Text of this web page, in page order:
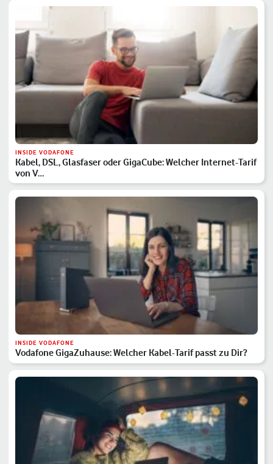
INSIDE VODAFONE
Kabel, DSL, Glasfaser oder GigaCube: Welcher Internet-Tarif
von V…
INSIDE VODAFONE
Vodafone GigaZuhause: Welcher Kabel-Tarif passt zu Dir?